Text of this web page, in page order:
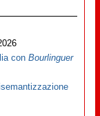
conBourlinguer